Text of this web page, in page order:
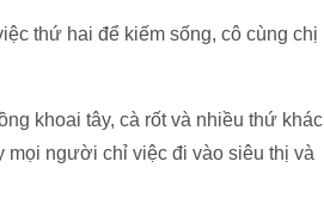
thứ hai để kiếm sống, cô cùng chị
khoai tây, cà rốt và nhiều thứ khác
mọi người chỉ việc đi vào siêu thị và